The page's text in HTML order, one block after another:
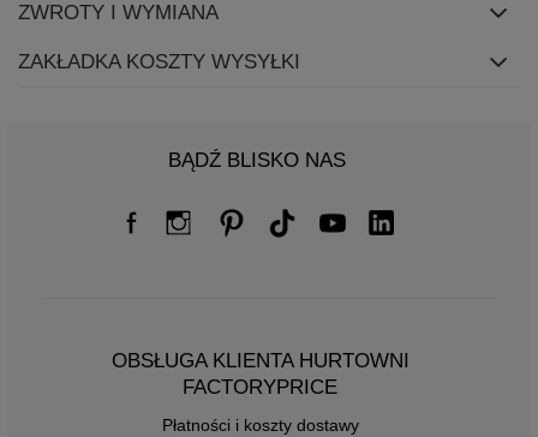
ZWROTY I WYMIANA
ZAKŁADKA KOSZTY WYSYŁKI
BĄDŹ BLISKO NAS
OBSŁUGA KLIENTA HURTOWNI
FACTORYPRICE
Płatności i koszty dostawy